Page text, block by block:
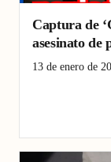
Captura de
asesinato de
13 de enero de